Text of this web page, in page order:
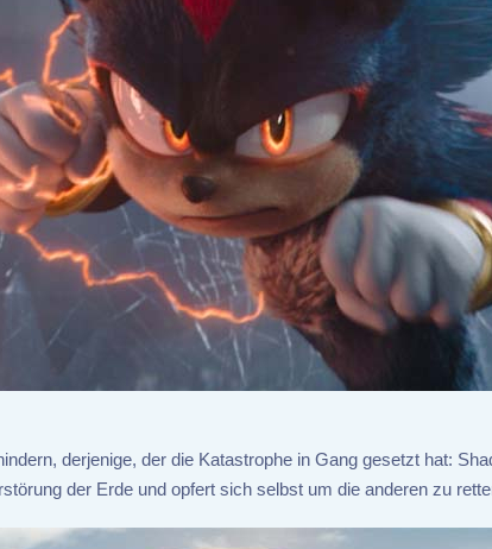
derjenige, der die Katastrophe in Gang gesetzt hat:
der Erde und opfert sich selbst um die anderen zu